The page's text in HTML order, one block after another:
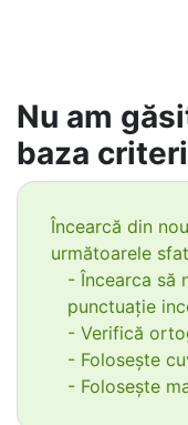
Nu am
baza
Încearcă din
următoarele
- Încearca să
punctuație
- Verifică
- Folosește
- Folosește